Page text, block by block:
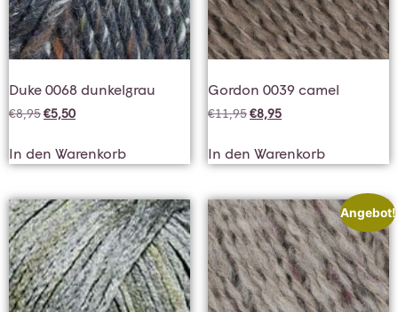
Duke 0068 dunkelgrau
€8,95€5,50
In den Warenkorb
Gordon 0039 camel
€11,95€8,95
In den Warenkorb
Angebot!